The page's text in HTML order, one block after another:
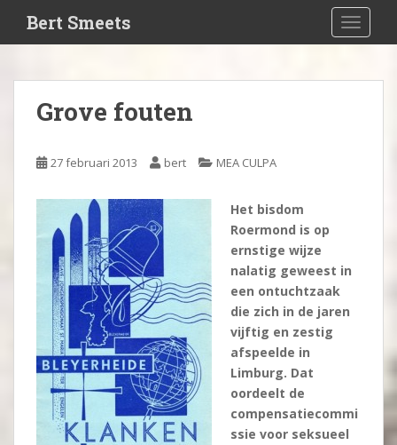
i
Bert Smeets
Grove fouten
27 februari 2013 bert MEA CULPA
Het bisdom
Roermond is op
ernstige wijze
nalatig geweest in
een ontuchtzaak
die zich in de jaren
vijftig en zestig
afspeelde in
Limburg. Dat
oordeelt de
compensatiecommi
ssie voor seksueel